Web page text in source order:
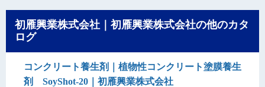
初雁興業株式会社｜初雁興業株式会社の他のカタ
ログ
コンクリート養生剤｜植物性コンクリート塗膜養生
剤 SoyShot-20｜初雁興業株式会社